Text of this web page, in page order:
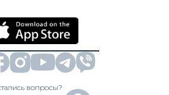
вопросы?